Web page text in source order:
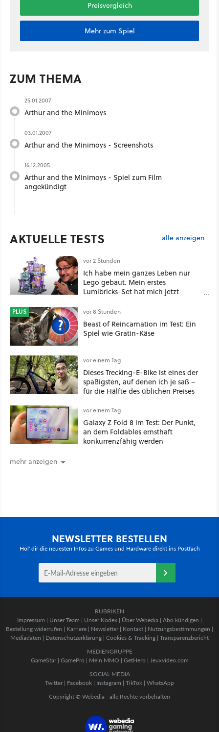
Preisvergleich
Mehr zum Spiel
ZUM THEMA
25.01.2007
Arthur and the Minimoys
03.01.2007
Arthur and the Minimoys - Screenshots
16.12.2005
Arthur and the Minimoys - Spiel zum Film
angekündigt
AKTUELLE TESTS alle anzeigen
vor 2 Stunden
Ich habe mein ganzes Leben nur
Lego gebaut. Mein erstes
Lumibricks-Set hat mich jetzt
Stack im Test
PLUS vor 8 Stunden
Beast of Reincarnation im Test: Ein
Spiel wie Gratin-Käse
vor einem Tag
Dieses Trecking-E-Bike ist eines der
spaßigsten, auf denen ich je saß –
für die Hälfte des üblichen Preises
vor einem Tag
Galaxy Z Fold 8 im Test: Der Punkt,
an dem Foldables ernsthaft
konkurrenzfähig werden
mehr anzeigen
NEWSLETTER BESTELLEN
Hol' dir die neuesten Infos zu Games und Hardware direkt ins Postfach
RUBRIKEN
Impressum | Unser Team | Unser Kodex | Über Webedia | Abo kündigen |
Bestellung widerrufen | Karriere | Newsletter | Kontakt | Nutzungsbestimmungen |
Mediadaten | Datenschutzerklärung | Cookies & Tracking | Transparenzbericht
MEDIENGRUPPE
GameStar| GamePro | Mein MMO | GetHero | Jeuxvideo.com
SOCIAL MEDIA
Twitter | Facebook | Instagram | TikTok | WhatsApp
Copyright © Webedia - alle Rechte vorbehalten